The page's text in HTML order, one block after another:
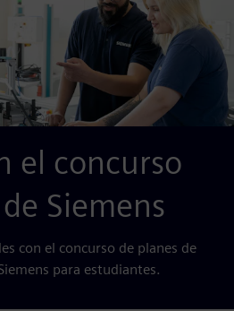
el concurso
Siemens
con el concurso de planes de
para estudiantes.